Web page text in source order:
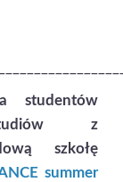
studentów
z
szkołę
summer